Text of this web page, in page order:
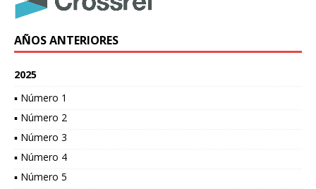
AÑOS ANTERIORES
2025
▪ Número 1
▪ Número 2
▪ Número 3
▪ Número 4
▪ Número 5